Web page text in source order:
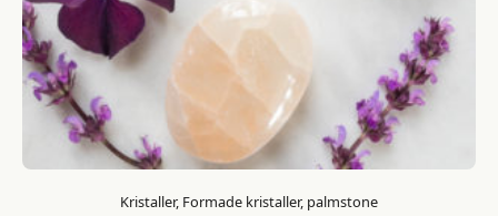
Kristaller, Formade kristaller, palmstone